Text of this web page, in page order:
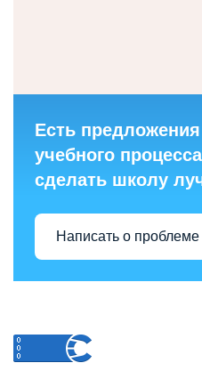
Есть
учебного
сделать школу
Написать о проблеме